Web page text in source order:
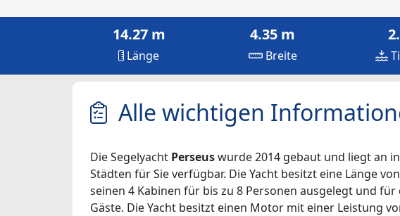
14.27 m
Länge
4.35 m
Breite
Alle wichtigen
Die Segelyacht Perseuswurde 2014 gebaut und liegt an
Städten für Sie verfügbar. Die Yacht besitzt eine Länge
seinen 4 Kabinen für bis zu 8 Personen ausgelegt und
Gäste. Die Yacht besitzt einen Motor mit einer Leistung